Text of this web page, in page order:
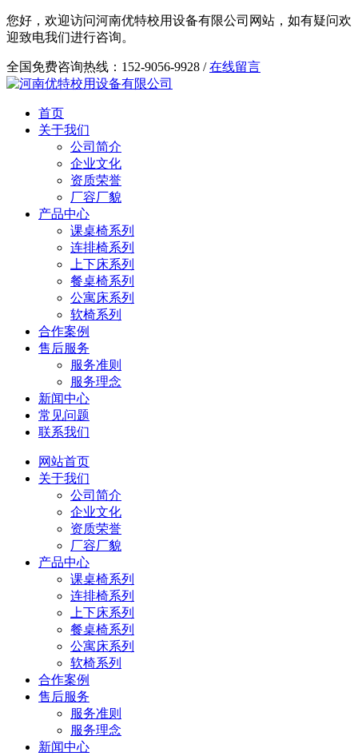
您好，欢迎访问河南优特校用设备有限公司网站，如有疑问欢
迎致电我们进行咨询。
全国免费咨询热线：152-9056-9928 /在线留言
首页
关于我们
公司简介
企业文化
资质荣誉
厂容厂貌
产品中心
课桌椅系列
连排椅系列
上下床系列
餐桌椅系列
公寓床系列
软椅系列
合作案例
售后服务
服务准则
服务理念
新闻中心
常见问题
联系我们
网站首页
关于我们
公司简介
企业文化
资质荣誉
厂容厂貌
产品中心
课桌椅系列
连排椅系列
上下床系列
餐桌椅系列
公寓床系列
软椅系列
合作案例
售后服务
服务准则
服务理念
新闻中心